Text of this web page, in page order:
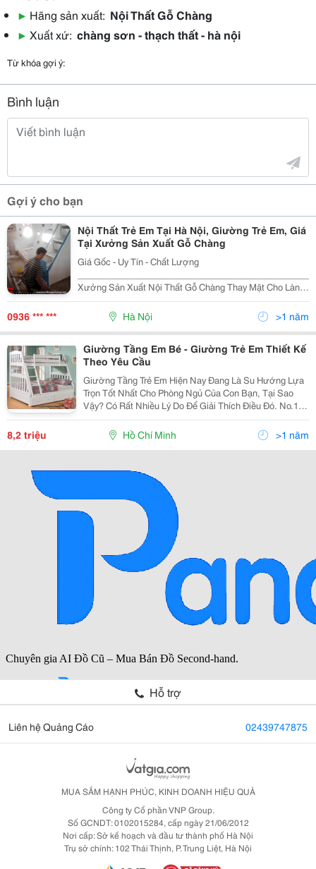
▶ Hãng sản xuất: Nội Thất Gỗ Chàng
▶ Xuất xứ: chàng sơn - thạch thất - hà nội
Từ khóa gợi ý:
Bình luận
Gợi ý cho bạn
Nội Thất Trẻ Em Tại Hà Nội, Giường Trẻ Em, Giá
Tại Xưởng Sản Xuất Gỗ Chàng
Giá Gốc - Uy Tín - Chất Lượng
Xưởng Sản Xuất Nội Thất Gỗ Chàng Thay Mặt Cho Làng
Nghề Truyền Thống, Gửi Lời Chào Đến Tất Cả Khách
Hàng. Cảm Ơn Quý Khách Đã Quan Tâm Và Luôn Đồng
0936 *** *** Hà Nội >1 năm
Giường Tầng Em Bé - Giường Trẻ Em Thiết Kế
Theo Yêu Cầu
Giường Tầng Trẻ Em Hiện Nay Đang Là Su Hướng Lựa
Trọn Tốt Nhất Cho Phòng Ngủ Của Con Bạn, Tại Sao
Vậy? Có Rất Nhiều Lý Do Để Giải Thích Điều Đó. No.1:
Giường Tầng Trẻ Em Đa Năng Tiết Kiệm Tối Đa Không
Gian Phòng Ngủ Của Con Bạn. Trong Thời Điểm Hi
8,2 triệu Hồ Chí Minh >1 năm
Hỗ trợ
Liên hệ Quảng Cáo 02439747875
MUA SẮM HẠNH PHÚC, KINH DOANH HIỆU QUẢ
Công ty Cổ phần VNP Group.
Số GCNDT: 0102015284, cấp ngày 21/06/2012
Nơi cấp: Sở kế hoạch và đầu tư thành phố Hà Nội
Trụ sở chính: 102 Thái Thịnh, P. Trung Liệt, Hà Nội